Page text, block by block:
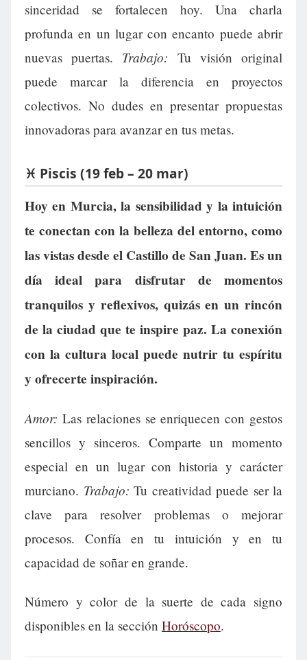
sinceridad se fortalecen hoy. Una charla
profunda en un lugar con encanto puede abrir
nuevas puertas. Trabajo: Tu visión original
puede marcar la diferencia en proyectos
colectivos. No dudes en presentar propuestas
innovadoras para avanzar en tus metas.
♓ Piscis (19 feb – 20 mar)
Hoy en Murcia, la sensibilidad y la intuición
te conectan con la belleza del entorno, como
las vistas desde el Castillo de San Juan. Es un
día ideal para disfrutar de momentos
tranquilos y reflexivos, quizás en un rincón
de la ciudad que te inspire paz. La conexión
con la cultura local puede nutrir tu espíritu
y ofrecerte inspiración.
Amor: Las relaciones se enriquecen con gestos
sencillos y sinceros. Comparte un momento
especial en un lugar con historia y carácter
murciano. Trabajo: Tu creatividad puede ser la
clave para resolver problemas o mejorar
procesos. Confía en tu intuición y en tu
capacidad de soñar en grande.
Número y color de la suerte de cada signo
disponibles en la sección Horóscopo.